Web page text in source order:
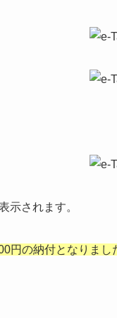
示されます。
円の納付となりまし